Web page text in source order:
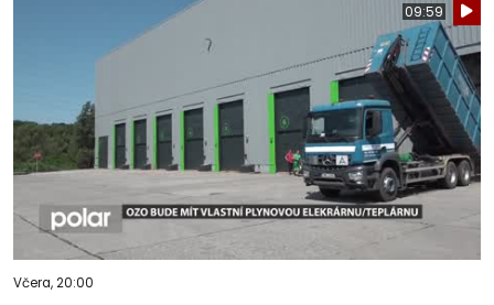
09:59
Včera, 20:00